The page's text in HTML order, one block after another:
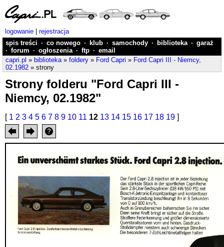
logowanie
rejestracja
spis treści · co nowego · klub · samochody · biblioteka · garaż
· forum · ogłoszenia · ftp · email
capri.pl » biblioteka» foldery » Ford Capri » Ford Capri III - Niemcy,
02.1982 » strony
Strony folderu "Ford Capri III -
Niemcy, 02.1982"
[ 1 2 3 4 5 6 7 8 9 10 11 12 13 14 15 16 17 18 19 ]